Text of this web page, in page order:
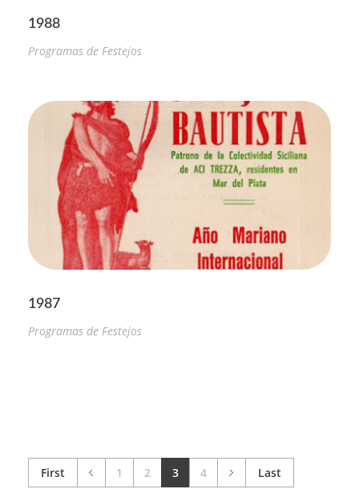
1988
Programas de Festejos
1987
Programas de Festejos
First 1 2 3 4 Last